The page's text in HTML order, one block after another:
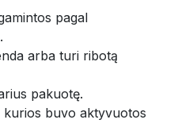
pagal
arba turi ribotą
pakuotę.
kurios buvo aktyvuotos